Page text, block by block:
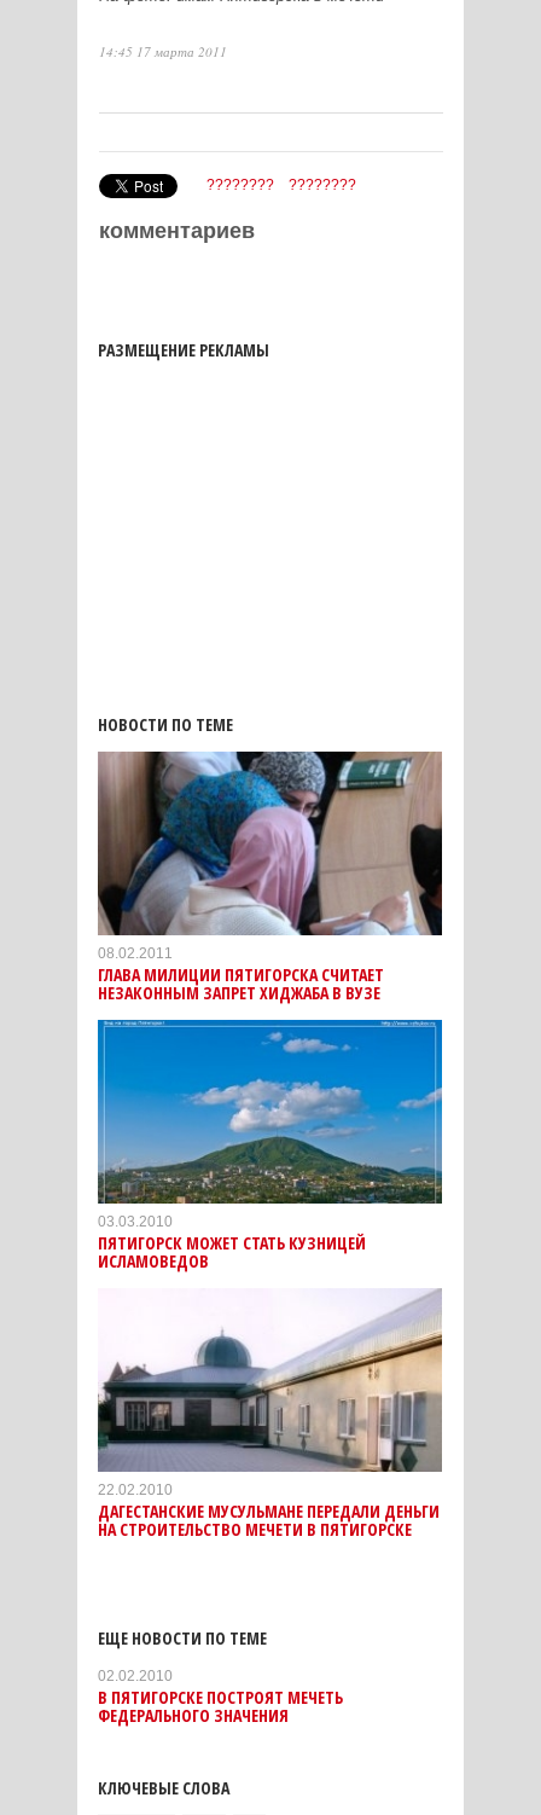
14:45 17 марта 2011
???????? ????????
комментариев
РАЗМЕЩЕНИЕ РЕКЛАМЫ
НОВОСТИ ПО ТЕМЕ
08.02.2011
ГЛАВА МИЛИЦИИ ПЯТИГОРСКА СЧИТАЕТ
НЕЗАКОННЫМ ЗАПРЕТ ХИДЖАБА В ВУЗЕ
03.03.2010
ПЯТИГОРСК МОЖЕТ СТАТЬ КУЗНИЦЕЙ
ИСЛАМОВЕДОВ
22.02.2010
ДАГЕСТАНСКИЕ МУСУЛЬМАНЕ ПЕРЕДАЛИ ДЕНЬГИ
НА СТРОИТЕЛЬСТВО МЕЧЕТИ В ПЯТИГОРСКЕ
ЕЩЕ НОВОСТИ ПО ТЕМЕ
02.02.2010
В ПЯТИГОРСКЕ ПОСТРОЯТ МЕЧЕТЬ
ФЕДЕРАЛЬНОГО ЗНАЧЕНИЯ
КЛЮЧЕВЫЕ СЛОВА